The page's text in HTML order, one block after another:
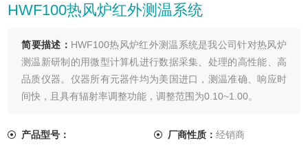
HWF100热风炉红外测温系统
简要描述： HWF100热风炉红外测温系统是我公司针对热风炉
测温新研制的用微型计算机进行数据采集、处理的高性能、高
品质仪器。仪器所有元器件均为美国进口，测温准确、响应时
间快，且具有辐射率调整功能，调整范围为0.10~1.00。
产品型号： 厂商性质： 经销商